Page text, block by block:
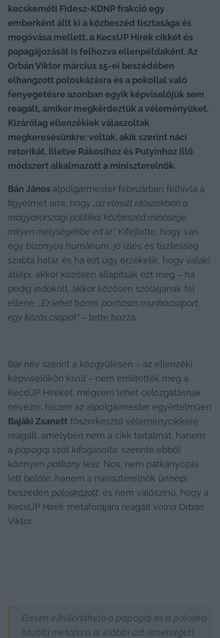
kecskeméti Fidesz-KDNP frakció egy
emberként állt ki a közbeszéd tisztasága és
megóvása mellett, a KecsUP Hírek cikkét és
papagájozását is felhozva ellenpéldaként. Az
Orbán Viktor március 15-ei beszédében
elhangzott poloskázásra és a pokollal való
fenyegetésre azonban egyik képviselőjük sem
reagált, amikor megkérdeztük a véleményüket.
Kizárólag ellenzékiek válaszoltak
megkeresésünkre: voltak, akik szerint náci
retorikát, illetve Rákosihoz és Putyinhoz illő
módszert alkalmazott a miniszterelnök.
Bán János alpolgármester februárban felhívta a
figyelmet arra, hogy „az elmúlt időszakban a
magyarországi politikai közbeszéd minősége
milyen mélységekbe ért le”. Kifejtette, hogy van
egy bizonyos humánum, jó ízlés és tisztesség
szabta határ, és ha ezt úgy érzékelik, hogy valaki
átlépi, akkor közösen állapítsák ezt meg – ha
pedig indokolt, akkor közösen szólaljanak fel
ellene. „Ez lehet bármi, paritásos munkacsoport,
egy közös csapat” – tette hozzá.
Bár név szerint a közgyűlésen – az ellenzéki
képviselőkön kívül – nem említették meg a
KecsUP Híreket, mégsem lehet célozgatásnak
Bajáki Zsanett főszerkesztő véleménycikkére
reagált, amelyben nem a cikk tartalmát, hanem
a papagáj szót kifogásolta: szerinte ebből
könnyen patkány lesz. Nos, nem patkányozás
lett belőle, hanem a miniszterelnök ünnepi
beszédén poloskázott, és nem valószínű, hogy a
KecsUP Hírek metaforájára reagált volna Orbán
Viktor.
Élesen elkülöníthető a papagáj és a poloska
közötti metafora is: előbbi azt ismételgeti,